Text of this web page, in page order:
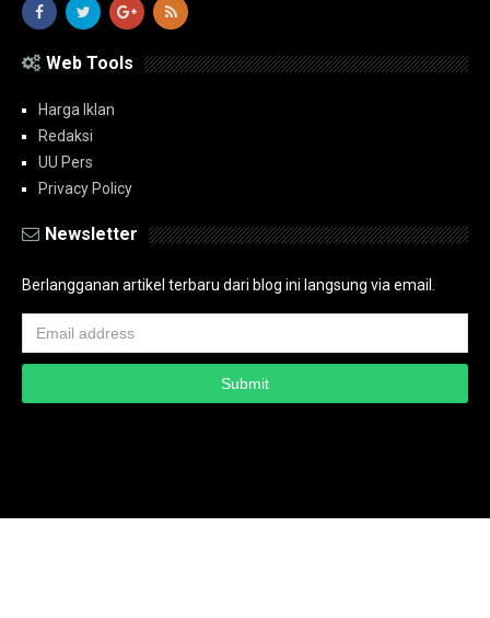
Web Tools
Harga Iklan
Redaksi
UU Pers
Privacy Policy
Newsletter
Berlangganan artikel terbaru dari blog ini langsung via email.